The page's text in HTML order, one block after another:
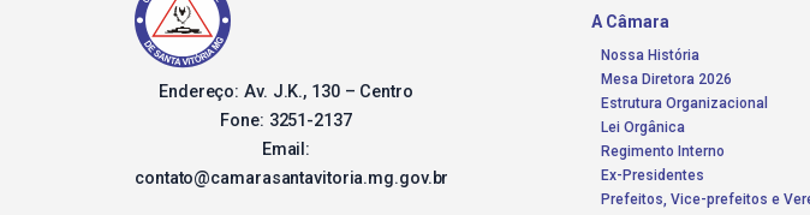
Endereço: Av. J.K., 130 – Centro
Fone: 3251-2137
Email:
contato@camarasantavitoria.mg.gov.br
A Câmara
Nossa História
Mesa Diretora 2026
Estrutura Organizacional
Lei Orgânica
Regimento Interno
Ex-Presidentes
Prefeitos, Vice-prefeitos e